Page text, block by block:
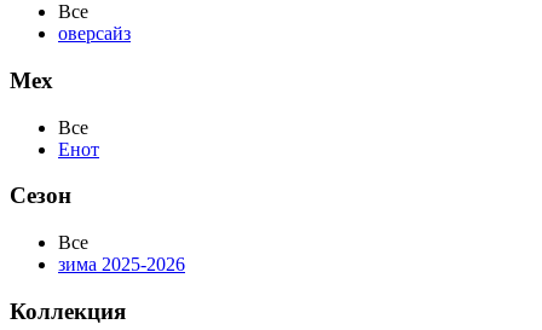
Все
оверсайз
Мех
Все
Енот
Сезон
Все
зима 2025-2026
Коллекция